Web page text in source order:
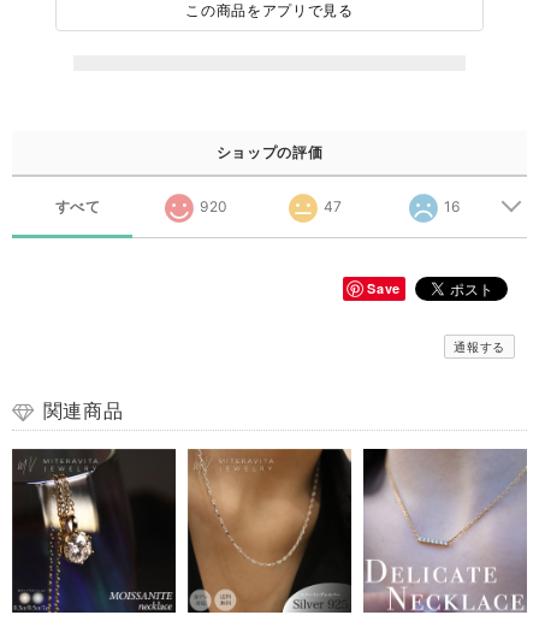
この商品をアプリで見る
ショップの評価
すべて 920 47 16
Save
通報する
関連商品